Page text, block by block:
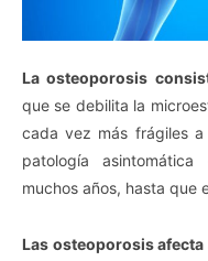
La osteoporosis
que se debilita la
cada vez más frágiles
patología
muchos años, hasta que
Las osteoporosis